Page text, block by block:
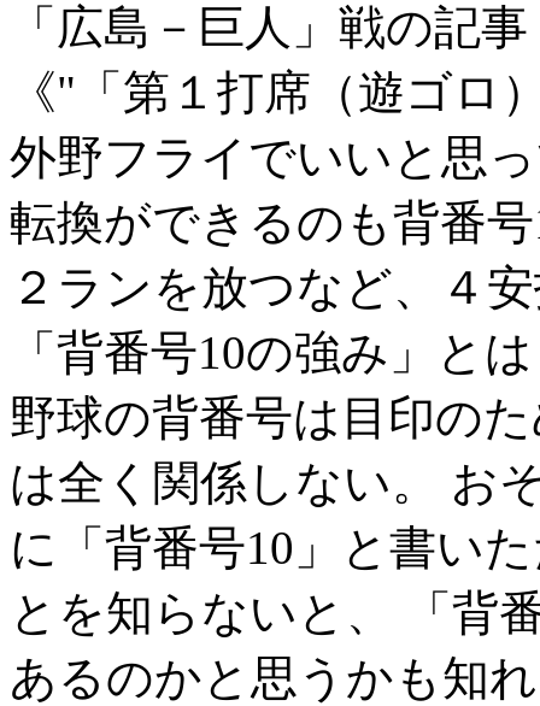
「広島－巨人」戦の記
《
「第１打席（遊ゴロ
外野フライでいいと思
転換ができるのも背番
２ランを放つなど、４
「背番号10の強み」と
野球の背番号は目印の
は全く関係しない。 お
に「背番号10」と書い
とを知らないと、 「背
あるのかと思うかも知